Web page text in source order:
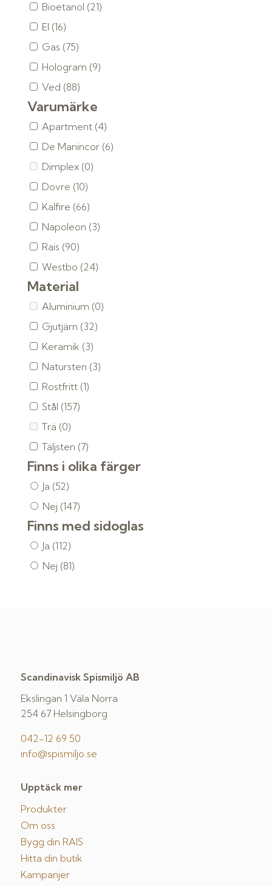
Bioetanol (21)
El (16)
Gas (75)
Hologram (9)
Ved (88)
Varumärke
Apartment (4)
De Manincor (6)
Dimplex (0)
Dovre (10)
Kalfire (66)
Napoleon (3)
Rais (90)
Westbo (24)
Material
Aluminium (0)
Gjutjärn (32)
Keramik (3)
Natursten (3)
Rostfritt (1)
Stål (157)
Trä (0)
Täljsten (7)
Finns i olika färger
Ja (52)
Nej (147)
Finns med sidoglas
Ja (112)
Nej (81)
Scandinavisk Spismiljö AB
Ekslingan 1 Väla Norra
254 67 Helsingborg
042-12 69 50
info@spismiljo.se
Upptäck mer
Produkter
Om oss
Bygg din RAIS
Hitta din butik
Kampanjer